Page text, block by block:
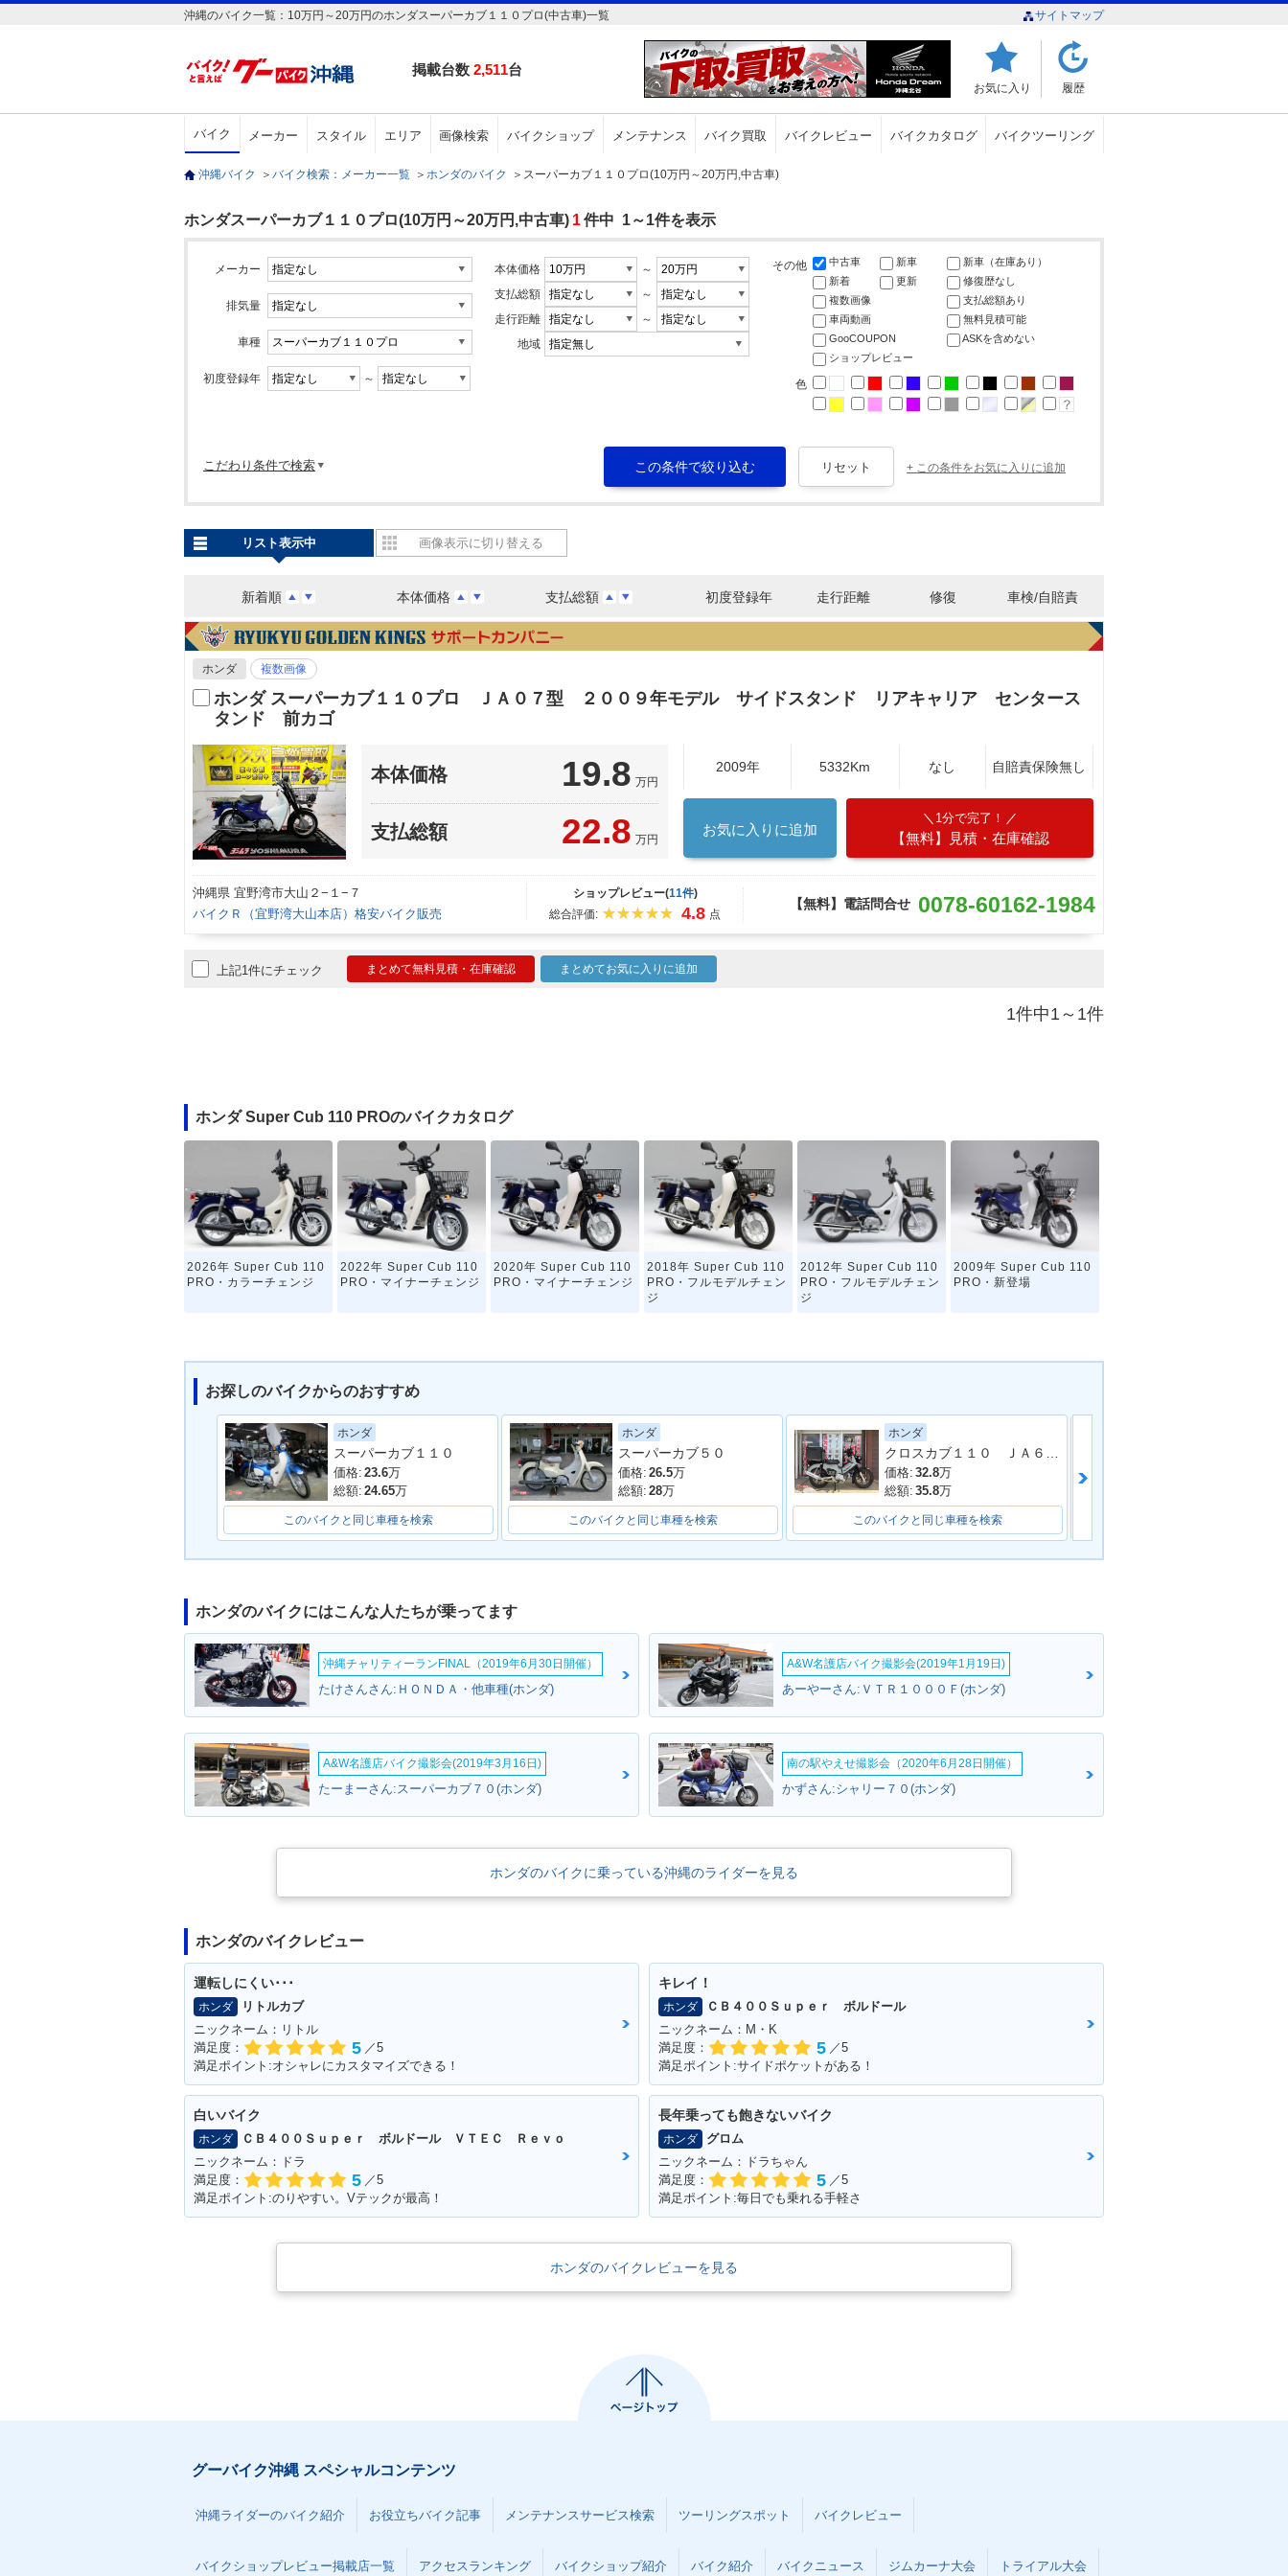
沖縄のバイク一覧：10万円～20万円のホンダスーパーカブ１１０プロ(中古車)一覧 サイトマップ
掲載台数 2,511台
お気に入り 履歴
バイク メーカー スタイル エリア 画像検索 バイクショップ メンテナンス バイク買取 バイクレビュー バイクカタログ バイクツーリング
沖縄バイク ＞ バイク検索：メーカー一覧 ＞ ホンダのバイク ＞ スーパーカブ１１０プロ(10万円～20万円,中古車)
ホンダスーパーカブ１１０プロ(10万円～20万円,中古車) 1件中 1～1件を表示
メーカー
排気量
車種
初度登録年 ～
本体価格
～
支払総額
～
走行距離
～
地域
その他 中古車 新車
新車（在庫あり）
新着
更新
修復歴なし
複数画像
支払総額あり
車両動画
無料見積可能
GooCOUPON
ASKを含めない
ショップレビュー
色
こだわり条件で検索 + この条件をお気に入りに追加
新着順 本体価格 支払総額 初度登録年 走行距離 修復 車検/自賠責
リスト表示中 画像表示に切り替える
ホンダ 複数画像
ホンダ スーパーカブ１１０プロ ＪＡ０７型 ２００９年モデル サイドスタンド リアキャリア センタース
タンド 前カゴ
本体価格 19.8 万円
支払総額 22.8 万円
2009年 5332Km なし 自賠責保険無し
お気に入りに追加
1分で完了！
【無料】見積・在庫確認
沖縄県 宜野湾市大山２−１−７
バイクＲ（宜野湾大山本店）格安バイク販売
ショップレビュー(11件)
総合評価:
4.8 点
【無料】電話問合せ 0078-60162-1984
上記1件にチェック まとめて無料見積・在庫確認 まとめてお気に入りに追加
1件中1～1件
ホンダ Super Cub 110 PROのバイクカタログ
2026年 Super Cub 110
PRO・カラーチェンジ
2022年 Super Cub 110
PRO・マイナーチェンジ
2020年 Super Cub 110
PRO・マイナーチェンジ
2018年 Super Cub 110
PRO・フルモデルチェン
ジ
2012年 Super Cub 110
PRO・フルモデルチェン
ジ
2009年 Super Cub 110
PRO・新登場
お探しのバイクからのおすすめ
ホンダ
スーパーカブ１１０
価格: 23.6万
総額: 24.65万
このバイクと同じ車種を検索
ホンダ
スーパーカブ５０
価格: 26.5万
総額: 28万
このバイクと同じ車種を検索
ホンダ
価格: 32.8万
総額: 35.8万
このバイクと同じ車種を検索
ホンダのバイクにはこんな人たちが乗ってます
沖縄チャリティーランFINAL（2019年6月30日開催）
たけさんさん:ＨＯＮＤＡ・他車種(ホンダ)
A&W名護店バイク撮影会(2019年1月19日)
あーやーさん:ＶＴＲ１０００Ｆ(ホンダ)
A&W名護店バイク撮影会(2019年3月16日)
たーまーさん:スーパーカブ７０(ホンダ)
南の駅やえせ撮影会（2020年6月28日開催）
かずさん:シャリー７０(ホンダ)
ホンダのバイクに乗っている沖縄のライダーを見る
ホンダのバイクレビュー
運転しにくい･･･
ホンダ
リトルカブ
ニックネーム：リトル
満足度：
5 ／5
満足ポイント:オシャレにカスタマイズできる！
キレイ！
ホンダ
ＣＢ４００Ｓｕｐｅｒ ボルドール
ニックネーム：M・K
満足度：
5 ／5
満足ポイント:サイドポケットがある！
白いバイク
ホンダ
ＣＢ４００Ｓｕｐｅｒ ボルドール ＶＴＥＣ Ｒｅｖｏ
ニックネーム：ドラ
満足度：
5 ／5
満足ポイント:のりやすい。Vテックが最高！
長年乗っても飽きないバイク
ホンダ
グロム
ニックネーム：ドラちゃん
満足度：
5 ／5
満足ポイント:毎日でも乗れる手軽さ
ホンダのバイクレビューを見る
グーバイク沖縄 スペシャルコンテンツ
沖縄ライダーのバイク紹介 お役立ちバイク記事 メンテナンスサービス検索 ツーリングスポット バイクレビュー
バイクショップレビュー掲載店一覧 アクセスランキング バイクショップ紹介 バイク紹介 バイクニュース ジムカーナ大会 トライアル大会